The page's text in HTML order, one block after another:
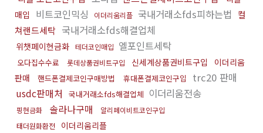
매입
비트코인믹싱 이더리움리플 국내거래소fds피하는법
컬
쳐랜드세탁 국내거래소fds해결업체
위챗페이현금화 테더코인매입 엘포인트세탁
오다집수수료 롯데상품권비트구입 신세계상품권비트구입
이더리움
판매
핸드폰결제코인구매방법 휴대폰결제코인구입
trc20 판매
usdc판매처
국내거래소fds해결업체 이더리움전송
핑현금화 솔라나구매
알리페이비트코인구입
태더원화환전
이더리움리플